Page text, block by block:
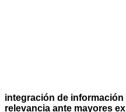
integración de información
relevancia ante mayores